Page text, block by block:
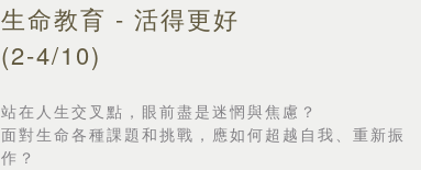
生命教育 - 活得更好
(2-4/10)
站在人生交叉點，眼前盡是迷惘與焦慮？
面對生命各種課題和挑戰，應如何超越自我、重新振
作？